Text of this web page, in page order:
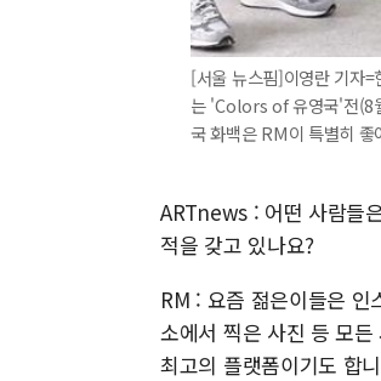
[서울 뉴스핌]이영란 기자
는 'Colors of 유영국'전(8
국 화백은 RM이 특별히
ARTnews : 어떤 사람들
적을 갖고 있나요?
RM : 요즘 젊은이들은
소에서 찍은 사진 등 모
최고의 플랫폼이기도 합